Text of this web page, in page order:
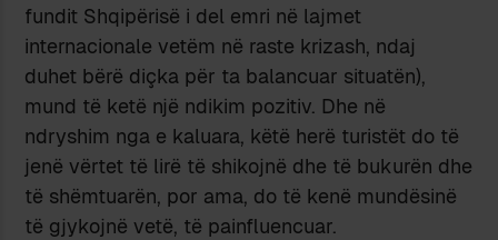
fundit Shqipërisë i del emri në lajmet
internacionale vetëm në raste krizash, ndaj
duhet bërë diçka për ta balancuar situatën),
mund të ketë një ndikim pozitiv. Dhe në
ndryshim nga e kaluara, këtë herë turistët do të
jenë vërtet të lirë të shikojnë dhe të bukurën dhe
të shëmtuarën, por ama, do të kenë mundësinë
të gjykojnë vetë, të painfluencuar.